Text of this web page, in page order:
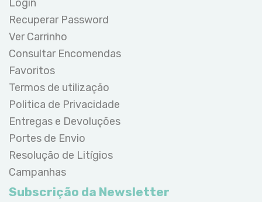
Login
Recuperar Password
Ver Carrinho
Consultar Encomendas
Favoritos
Termos de utilização
Politica de Privacidade
Entregas e Devoluções
Portes de Envio
Resolução de Litígios
Campanhas
Subscrição da Newsletter